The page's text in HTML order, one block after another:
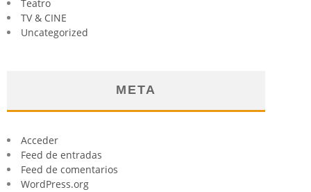
Teatro
TV & CINE
Uncategorized
META
Acceder
Feed de entradas
Feed de comentarios
WordPress.org